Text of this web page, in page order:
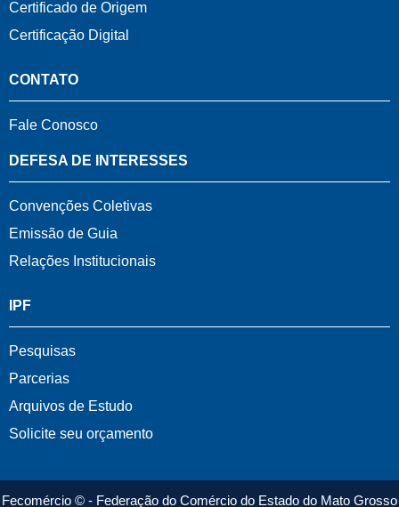
Certificado de Origem
Certificação Digital
CONTATO
Fale Conosco
DEFESA DE INTERESSES
Convenções Coletivas
Emissão de Guia
Relações Institucionais
IPF
Pesquisas
Parcerias
Arquivos de Estudo
Solicite seu orçamento
Fecomércio © - Federação do Comércio do Estado do Mato Grosso